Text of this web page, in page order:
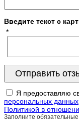
Введите текст с
*
Я предоставляю
персональных данных
Политикой в
Заполните обязательные